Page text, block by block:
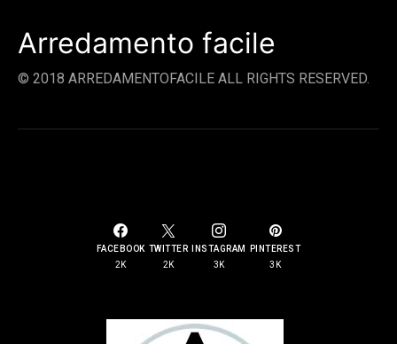
Arredamento facile
© 2018 ARREDAMENTOFACILE ALL RIGHTS RESERVED.
FACEBOOK
2K
TWITTER
2K
INSTAGRAM
3K
PINTEREST
3K